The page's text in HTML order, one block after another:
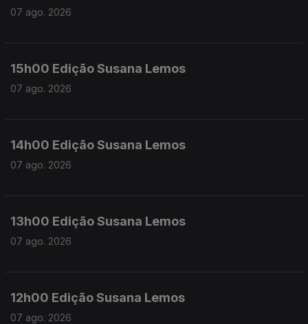
07 ago. 2026
15h00 Edição Susana Lemos
07 ago. 2026
14h00 Edição Susana Lemos
07 ago. 2026
13h00 Edição Susana Lemos
07 ago. 2026
12h00 Edição Susana Lemos
07 ago. 2026